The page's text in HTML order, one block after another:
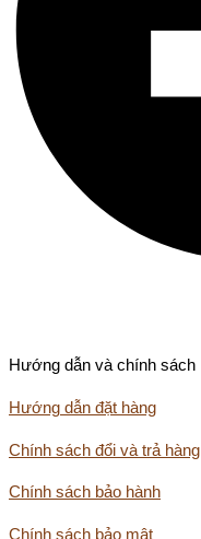
Hướng dẫn và chính sách
Hướng dẫn đặt hàng
Chính sách đổi và trả hàng
Chính sách bảo hành
Chính sách bảo mật